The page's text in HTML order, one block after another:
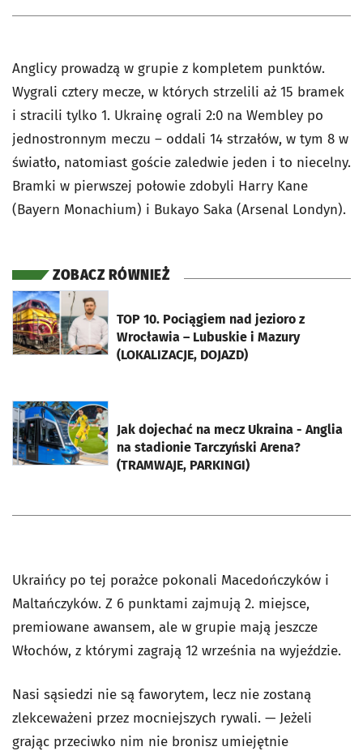
Anglicy prowadzą w grupie z kompletem punktów.
Wygrali cztery mecze, w których strzelili aż 15 bramek
i stracili tylko 1. Ukrainę ograli 2:0 na Wembley po
jednostronnym meczu – oddali 14 strzałów, w tym 8 w
światło, natomiast goście zaledwie jeden i to niecelny.
Bramki w pierwszej połowie zdobyli Harry Kane
(Bayern Monachium) i Bukayo Saka (Arsenal Londyn).
ZOBACZ RÓWNIEŻ
TOP 10. Pociągiem nad jezioro z
Wrocławia – Lubuskie i Mazury
(LOKALIZACJE, DOJAZD)
otworzy się w nowej karcie
Jak dojechać na mecz Ukraina - Anglia
na stadionie Tarczyński Arena?
(TRAMWAJE, PARKINGI)
otworzy się w nowej karcie
Ukraińcy po tej porażce pokonali Macedończyków i
Maltańczyków. Z 6 punktami zajmują 2. miejsce,
premiowane awansem, ale w grupie mają jeszcze
Włochów, z którymi zagrają 12 września na wyjeździe.
Nasi sąsiedzi nie są faworytem, lecz nie zostaną
zlekceważeni przez mocniejszych rywali. — Jeżeli
grając przeciwko nim nie bronisz umiejętnie